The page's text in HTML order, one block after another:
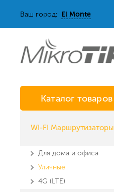
Ваш город: El Monte
Каталог товаров
WI-FI Маршрутизаторы
Для дома и офиса
Уличные
4G (LTE)